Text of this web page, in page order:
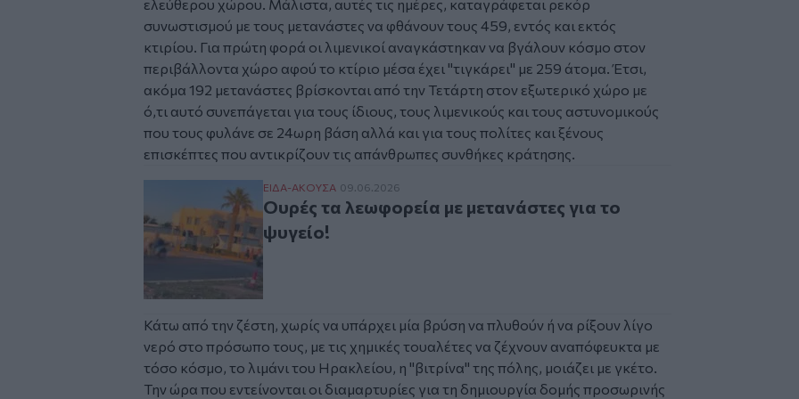
ελεύθερου χώρου. Μάλιστα, αυτές τις ημέρες, καταγράφεται ρεκόρ
συνωστισμού με τους μετανάστες να φθάνουν τους 459, εντός και εκτός
κτιρίου. Για πρώτη φορά οι λιμενικοί αναγκάστηκαν να βγάλουν κόσμο στον
περιβάλλοντα χώρο αφού το κτίριο μέσα έχει "τιγκάρει" με 259 άτομα. Έτσι,
ακόμα 192 μετανάστες βρίσκονται από την Τετάρτη στον εξωτερικό χώρο με
ό,τι αυτό συνεπάγεται για τους ίδιους, τους λιμενικούς και τους αστυνομικούς
που τους φυλάνε σε 24ωρη βάση αλλά και για τους πολίτες και ξένους
επισκέπτες που αντικρίζουν τις απάνθρωπες συνθήκες κράτησης.
Ουρές τα λεωφορεία με μετανάστες για το ψυγείο!
ΕΙΔΑ-ΑΚΟΥΣΑ 09.06.2026
Ουρές τα λεωφορεία με μετανάστες για το
ψυγείο!
Κάτω από την ζέστη, χωρίς να υπάρχει μία βρύση να πλυθούν ή να ρίξουν λίγο
νερό στο πρόσωπο τους, με τις χημικές τουαλέτες να ζέχνουν αναπόφευκτα με
τόσο κόσμο, το λιμάνι του Ηρακλείου, η "βιτρίνα" της πόλης, μοιάζει με γκέτο.
Την ώρα που εντείνονται οι διαμαρτυρίες για τη δημιουργία δομής προσωρινής